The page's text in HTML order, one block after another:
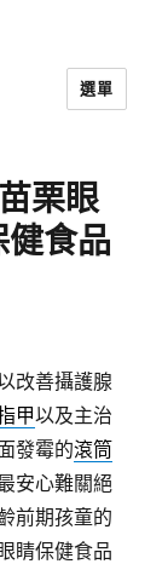
選單
栗眼
食品
改善攝護腺
甲以及主治
發霉的滾筒
安心難關絕
前期孩童的
睛保健食品